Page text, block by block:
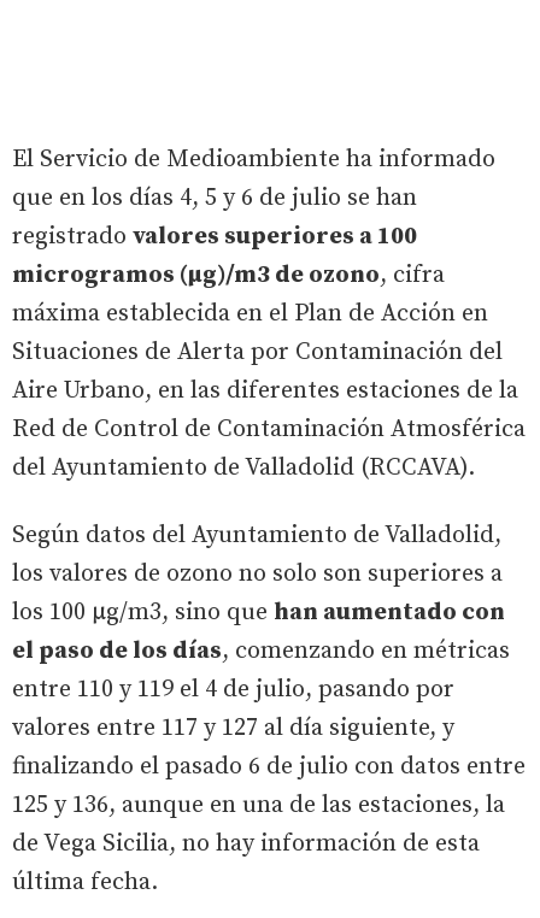
El Servicio de Medioambiente ha informado
que en los días 4, 5 y 6 de julio se han
registrado valores superiores a 100
microgramos (µg)/m3 de ozono, cifra
máxima establecida en el Plan de Acción en
Situaciones de Alerta por Contaminación del
Aire Urbano, en las diferentes estaciones de la
Red de Control de Contaminación Atmosférica
del Ayuntamiento de Valladolid (RCCAVA).
Según datos del Ayuntamiento de Valladolid,
los valores de ozono no solo son superiores a
los 100 µg/m3, sino que han aumentado con
el paso de los días, comenzando en métricas
entre 110 y 119 el 4 de julio, pasando por
valores entre 117 y 127 al día siguiente, y
finalizando el pasado 6 de julio con datos entre
125 y 136, aunque en una de las estaciones, la
de Vega Sicilia, no hay información de esta
última fecha.